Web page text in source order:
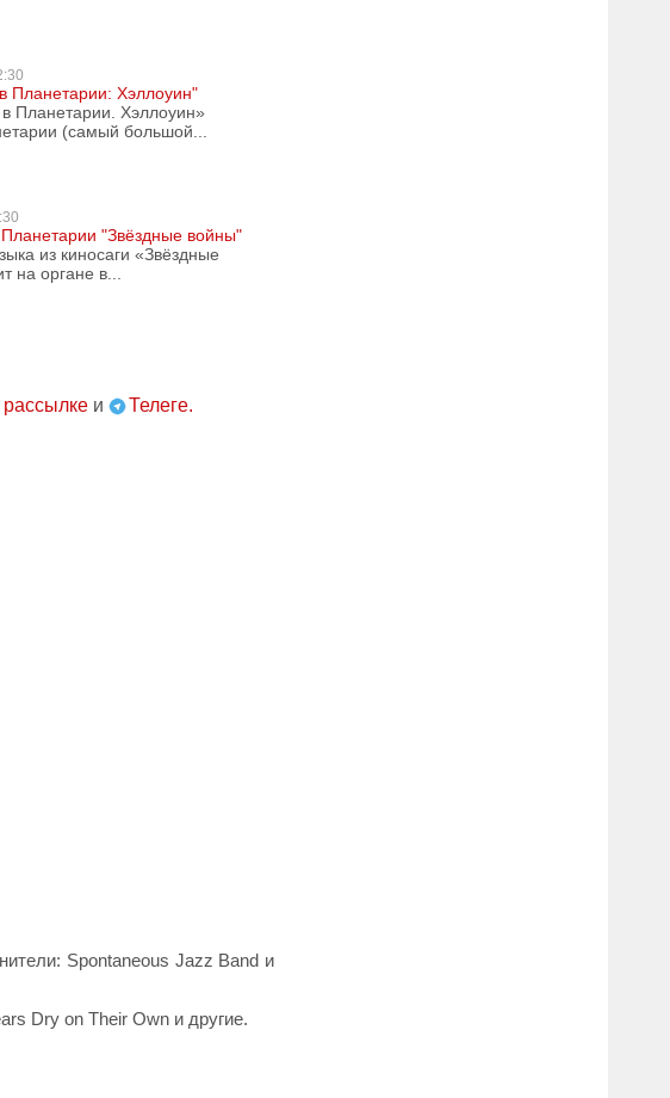
Планетарии: Хэллоуин"
Планетарии. Хэллоуин»
(самый большой...
"Звёздные войны"
из киносаги «Звёздные
на органе в...
и Телеге.
Spontaneous Jazz Band и
Dry on Their Own и другие.